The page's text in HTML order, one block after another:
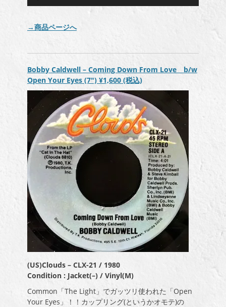
ー
ー
ー
→商品ページへ
Bobby Caldwell – Coming Down From Love b/w
Open Your Eyes (7″) ¥1,600 (税込)
(US)Clouds – CLX-21 / 1980
Condition : Jacket(–) / Vinyl(M)
Common「The Light」でガッツリ使われた「Open
Your Eyes」！！カップリング(というかオモテ)の